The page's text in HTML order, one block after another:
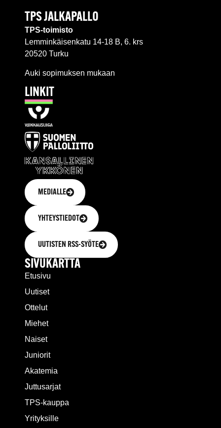
TPS JALKAPALLO
TPS-toimisto
Lemminkäisenkatu 14-18 B, 6. krs
20520 Turku
Auki sopimuksen mukaan
LINKIT
MEDIALLE
YHTEYSTIEDOT
UUTISTEN RSS-SYÖTE
SIVUKARTTA
Etusivu
Uutiset
Ottelut
Miehet
Naiset
Juniorit
Akatemia
Juttusarjat
TPS-kauppa
Yrityksille